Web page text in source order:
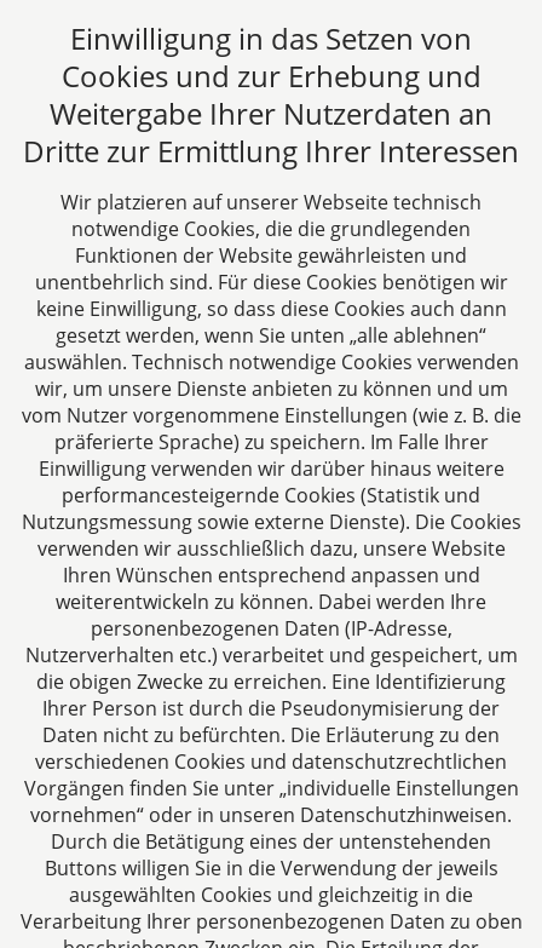
gelten.
Beitrag lesen
Alle Fachbeiträge anzeigen
CTC LEGAL
Aachen
Jülicher Straße 215
52070 Aachen
Deutschland
Tel: +49 241 94621-0
Fax: +49 241 94621-111
E-Mail:kanzlei@dhk-law.com
Über uns
Ihre Ansprechpartner für Fragen rund um
Gesellschaftsrecht, Steuergestaltung und
Vertragsrecht.
Impressum
Einwilligung in das Setzen von
Cookies und zur Erhebung und
Weitergabe Ihrer Nutzerdaten an
Dritte zur Ermittlung Ihrer Interessen
Wir platzieren auf unserer Webseite technisch
notwendige Cookies, die die grundlegenden
Funktionen der Website gewährleisten und
unentbehrlich sind. Für diese Cookies benötigen wir
keine Einwilligung, so dass diese Cookies auch dann
gesetzt werden, wenn Sie unten „alle ablehnen“
auswählen. Technisch notwendige Cookies verwenden
wir, um unsere Dienste anbieten zu können und um
vom Nutzer vorgenommene Einstellungen (wie z. B. die
präferierte Sprache) zu speichern. Im Falle Ihrer
Einwilligung verwenden wir darüber hinaus weitere
performancesteigernde Cookies (Statistik und
Nutzungsmessung sowie externe Dienste). Die Cookies
verwenden wir ausschließlich dazu, unsere Website
Ihren Wünschen entsprechend anpassen und
weiterentwickeln zu können. Dabei werden Ihre
personenbezogenen Daten (IP-Adresse,
Nutzerverhalten etc.) verarbeitet und gespeichert, um
die obigen Zwecke zu erreichen. Eine Identifizierung
Ihrer Person ist durch die Pseudonymisierung der
Daten nicht zu befürchten. Die Erläuterung zu den
verschiedenen Cookies und datenschutzrechtlichen
Vorgängen finden Sie unter „individuelle Einstellungen
vornehmen“ oder in unseren Datenschutzhinweisen.
Durch die Betätigung eines der untenstehenden
Buttons willigen Sie in die Verwendung der jeweils
ausgewählten Cookies und gleichzeitig in die
Verarbeitung Ihrer personenbezogenen Daten zu oben